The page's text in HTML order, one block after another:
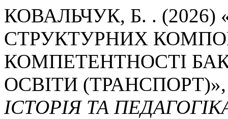
КОВАЛЬЧУК, Б. .
СТРУКТУРНИХ
КОМПЕТЕНТНОСТІ
ОСВІТИ
ІСТОРІЯ ТА